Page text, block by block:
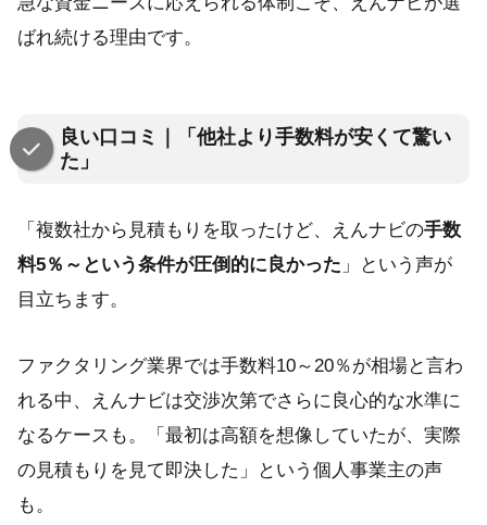
ばれ続ける理由です。
良い口コミ｜「他社より手数料が安くて驚い
た」
「複数社から見積もりを取ったけど、えんナビの手数
料5％～という条件が圧倒的に良かった 」という声が
目立ちます。
ファクタリング業界では手数料10～20％が相場と言わ
れる中、えんナビは交渉次第でさらに良心的な水準に
なるケースも。「最初は高額を想像していたが、実際
の見積もりを見て即決した」という個人事業主の声
も。